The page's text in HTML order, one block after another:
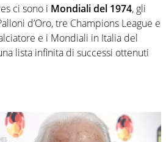
ci sono i Mondiali del 1974, gli
d’Oro, tre Champions League e
e i Mondiali in Italia del
lista infinita di successi ottenuti